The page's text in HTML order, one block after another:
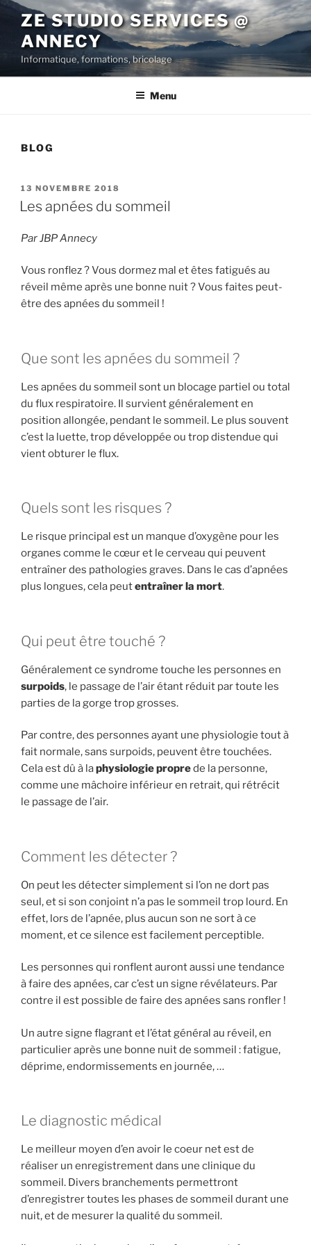
Aller
contenu
principal
ZE STUDIO SERVICES @
ANNECY
Informatique, formations, bricolage
Menu
BLOG
PUBLIÉ
LE
13 NOVEMBRE 2018
Les apnées du sommeil
Par JBP Annecy
Vous ronflez ? Vous dormez mal et êtes fatigués au
réveil même après une bonne nuit ? Vous faites peut-
être des apnées du sommeil !
Que sont les apnées du sommeil ?
Les apnées du sommeil sont un blocage partiel ou total
du flux respiratoire. Il survient généralement en
position allongée, pendant le sommeil. Le plus souvent
c’est la luette, trop développée ou trop distendue qui
vient obturer le flux.
Quels sont les risques ?
Le risque principal est un manque d’oxygène pour les
organes comme le cœur et le cerveau qui peuvent
entraîner des pathologies graves. Dans le cas d’apnées
plus longues, cela peutentraîner la mort.
Qui peut être touché ?
Généralement ce syndrome touche les personnes en
surpoids, le passage de l’air étant réduit par toute les
parties de la gorge trop grosses.
Par contre, des personnes ayant une physiologie tout à
fait normale, sans surpoids, peuvent être touchées.
Cela est dû à laphysiologie proprede la personne,
comme une mâchoire inférieur en retrait, qui rétrécit
le passage de l’air.
Comment les détecter ?
On peut les détecter simplement si l’on ne dort pas
seul, et si son conjoint n’a pas le sommeil trop lourd. En
effet, lors de l’apnée, plus aucun son ne sort à ce
moment, et ce silence est facilement perceptible.
Les personnes qui ronflent auront aussi une tendance
à faire des apnées, car c’est un signe révélateurs. Par
contre il est possible de faire des apnées sans ronfler !
Un autre signe flagrant et l’état général au réveil, en
particulier après une bonne nuit de sommeil : fatigue,
déprime, endormissements en journée, …
Le diagnostic médical
Le meilleur moyen d’en avoir le coeur net est de
réaliser un enregistrement dans une clinique du
sommeil. Divers branchements permettront
d’enregistrer toutes les phases de sommeil durant une
nuit, et de mesurer la qualité du sommeil.